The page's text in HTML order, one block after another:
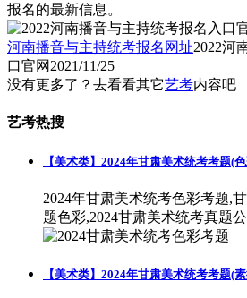
报名的最新信息。
河南播音与主持统考报名网址2022河
口官网 2021/11/25
没有更多了？去看看其它艺考内容吧
艺考热搜
【美术类】2024年甘肃美术统考考题(
2024年甘肃美术统考色彩考题,
题色彩,2024甘肃美术统考真题公
【美术类】2024年甘肃美术统考考题(